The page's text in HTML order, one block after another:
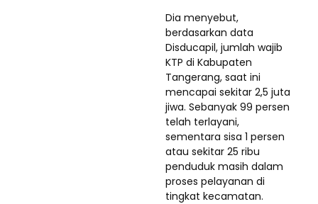
Dia menyebut,
berdasarkan data
Disducapil, jumlah wajib
KTP di Kabupaten
Tangerang, saat ini
mencapai sekitar 2,5 juta
jiwa. Sebanyak 99 persen
telah terlayani,
sementara sisa 1 persen
atau sekitar 25 ribu
penduduk masih dalam
proses pelayanan di
tingkat kecamatan.